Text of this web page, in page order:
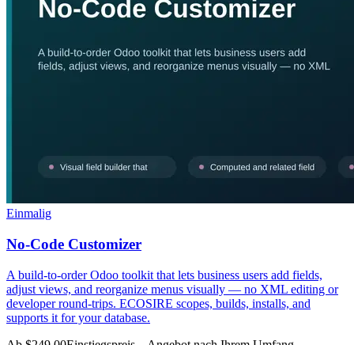
Einmalig
No-Code Customizer
A build-to-order Odoo toolkit that lets business users add fields,
adjust views, and reorganize menus visually — no XML editing or
developer round-trips. ECOSIRE scopes, builds, installs, and
supports it for your database.